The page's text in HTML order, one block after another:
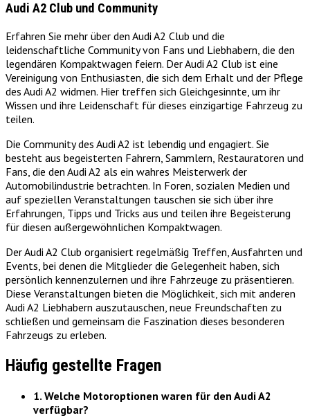
Audi A2 Club und Community
Erfahren Sie mehr über den Audi A2 Club und die
leidenschaftliche Community von Fans und Liebhabern, die den
legendären Kompaktwagen feiern. Der Audi A2 Club ist eine
Vereinigung von Enthusiasten, die sich dem Erhalt und der Pflege
des Audi A2 widmen. Hier treffen sich Gleichgesinnte, um ihr
Wissen und ihre Leidenschaft für dieses einzigartige Fahrzeug zu
teilen.
Die Community des Audi A2 ist lebendig und engagiert. Sie
besteht aus begeisterten Fahrern, Sammlern, Restauratoren und
Fans, die den Audi A2 als ein wahres Meisterwerk der
Automobilindustrie betrachten. In Foren, sozialen Medien und
auf speziellen Veranstaltungen tauschen sie sich über ihre
Erfahrungen, Tipps und Tricks aus und teilen ihre Begeisterung
für diesen außergewöhnlichen Kompaktwagen.
Der Audi A2 Club organisiert regelmäßig Treffen, Ausfahrten und
Events, bei denen die Mitglieder die Gelegenheit haben, sich
persönlich kennenzulernen und ihre Fahrzeuge zu präsentieren.
Diese Veranstaltungen bieten die Möglichkeit, sich mit anderen
Audi A2 Liebhabern auszutauschen, neue Freundschaften zu
schließen und gemeinsam die Faszination dieses besonderen
Fahrzeugs zu erleben.
Häufig gestellte Fragen
1. Welche Motoroptionen waren für den Audi A2
verfügbar?